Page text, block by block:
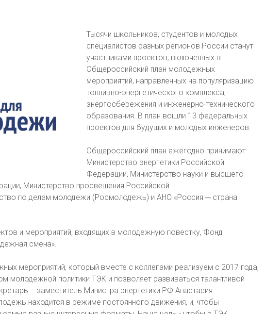
Тысячи школьников, студентов и молодых
специалистов разных регионов России станут
участниками проектов, включенных в
Общероссийский план молодежных
мероприятий, направленных на популяризацию
топливно-энергетического комплекса,
энергосбережения и инженерно-технического
образования. В план вошли 13 федеральных
проектов для будущих и молодых инженеров.
Общероссийский план ежегодно принимают
Министерство энергетики Российской
Федерации, Министерство науки и высшего
Министерство просвещения Российской
по делам молодежи (Росмолодежь) и АНО «Россия ─ страна
и мероприятий, входящих в молодежную повестку, Фонд
смена».
мероприятий, который вместе с коллегами реализуем с 2017 года,
молодежной политики ТЭК и позволяет развиваться талантливой
– заместитель Министра энергетики РФ Анастасия
находится в режиме постоянного движения, и, чтобы